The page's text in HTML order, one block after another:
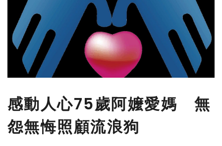
刊登
感動人心75歲阿嬤愛媽 無
怨無悔照顧流浪狗